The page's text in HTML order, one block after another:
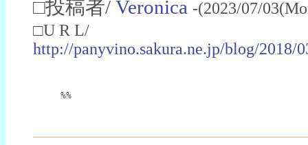
□投稿者/ Veronica -(2023/07/
□U R L/
http://panyvino.sakura.ne.jp/blog/2018/
%%